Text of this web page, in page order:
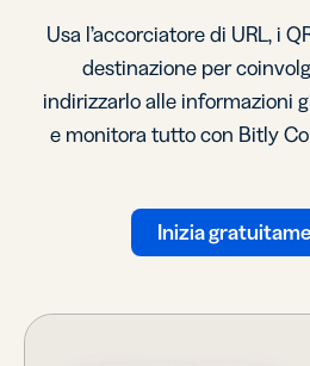
Usa l’accorciatore di URL, i
destinazione per
indirizzarlo alle informazioni
e monitora tutto con Bitly
Inizia